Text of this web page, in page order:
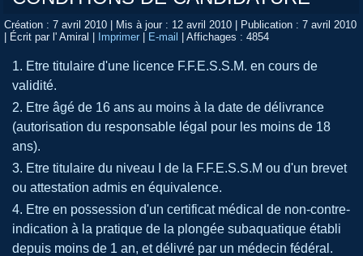
Création : 7 avril 2010 Mis à jour : 12 avril 2010
Publication : 7 avril 2010
Écrit par l' Amiral Imprimer E-mail |Affichages : 4854
Etre titulaire d'une licence F.F.E.S.S.M. en cours de
validité.
Etre âgé de 16 ans au moins à la date de délivrance
(autorisation du responsable légal pour les moins de 18
ans).
Etre titulaire du niveau I de la F.F.E.S.S.M ou d'un brevet
ou attestation admis en équivalence.
Etre en possession d'un certificat médical de non-contre-
indication à la pratique de la plongée subaquatique établi
depuis moins de 1 an, et délivré par un médecin fédéral.